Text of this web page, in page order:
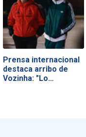
Prensa internacional
destaca arribo de
Vozinha: "Lo…